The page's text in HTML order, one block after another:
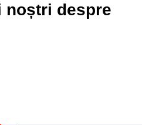
noștri despre